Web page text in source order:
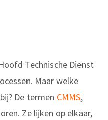
Technische Dienst
Maar welke
De termen CMMS,
Ze lijken op elkaar,